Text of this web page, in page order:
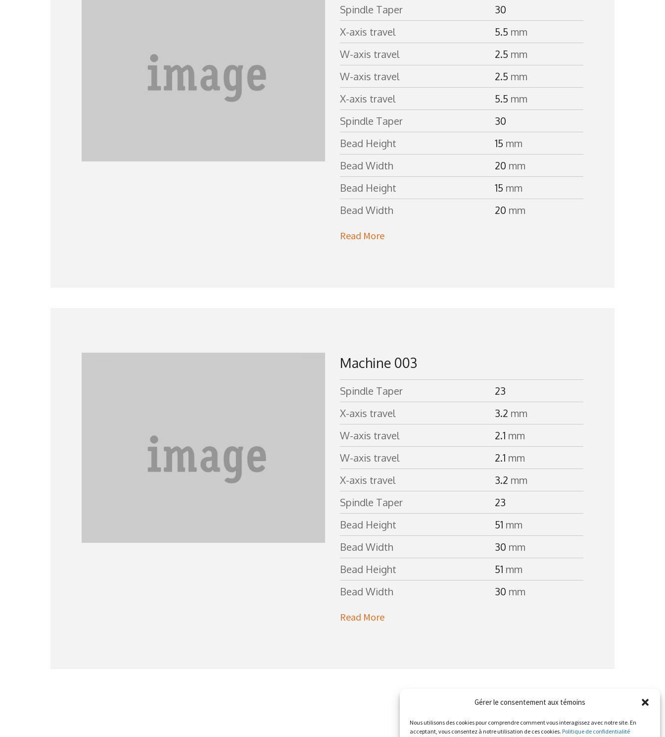
Gérer le consentement aux témoins
Nous utilisons des cookies pour comprendre comment vous interagissez avec notre site. En
acceptant, vous consentez à notre utilisation de ces cookies. Politique de confidentialité
Spindle Taper
30
X-axis travel
5.5 mm
W-axis travel
2.5 mm
W-axis travel
2.5 mm
X-axis travel
5.5 mm
Spindle Taper
30
Bead Height
15 mm
Bead Width
20 mm
Bead Height
15 mm
Bead Width
20 mm
Read More
Machine 003
Spindle Taper
23
X-axis travel
3.2 mm
W-axis travel
2.1 mm
W-axis travel
2.1 mm
X-axis travel
3.2 mm
Spindle Taper
23
Bead Height
51 mm
Bead Width
30 mm
Bead Height
51 mm
Bead Width
30 mm
Read More